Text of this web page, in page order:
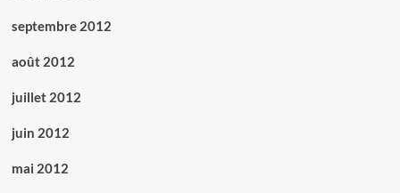
septembre 2012
août 2012
juillet 2012
juin 2012
mai 2012